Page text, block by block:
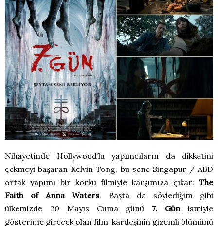
Nihayetinde Hollywood’lu yapımcıların da dikkatini
çekmeyi başaran Kelvin Tong, bu sene Singapur / ABD
ortak yapımı bir korku filmiyle karşımıza çıkar: The
Faith of Anna Waters. Başta da söylediğim gibi
ülkemizde 20 Mayıs Cuma günü 7. Gün ismiyle
gösterime girecek olan film, kardeşinin gizemli ölümünü